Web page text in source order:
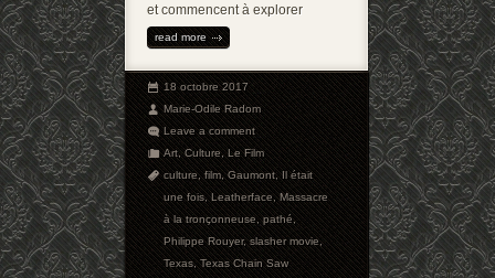
et commencent à explorer
read more
18 octobre 2017
Marie-Odile Radom
Leave a comment
Art,Culture,Le Film
culture,film,Gaumont,Il était
une fois,Leatherface,Massacre
à la tronçonneuse,pathé,
Philippe Rouyer,slasher movie,
Texas,Texas Chain Saw